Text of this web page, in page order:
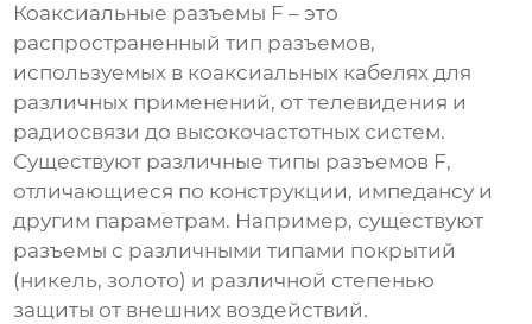
Коаксиальные разъемы F – это
распространенный тип разъемов,
используемых в коаксиальных кабелях для
различных применений, от телевидения и
радиосвязи до высокочастотных систем.
Существуют различные типы разъемов F,
отличающиеся по конструкции, импедансу и
другим параметрам. Например, существуют
разъемы с различными типами покрытий
(никель, золото) и различной степенью
защиты от внешних воздействий.